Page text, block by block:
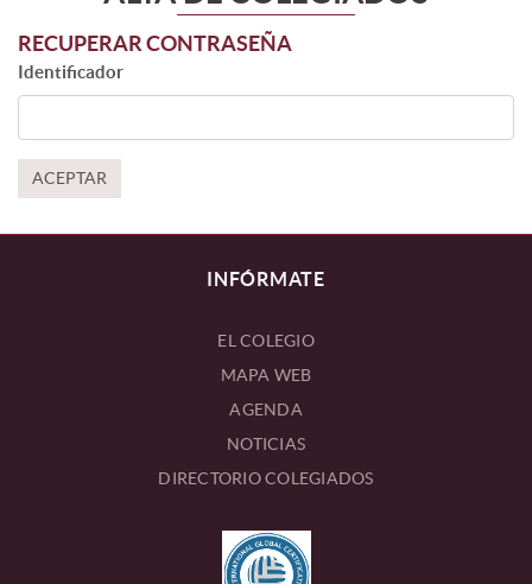
RECUPERAR CONTRASEÑA
Identificador
ACEPTAR
INFÓRMATE
EL COLEGIO
MAPA WEB
AGENDA
NOTICIAS
DIRECTORIO COLEGIADOS